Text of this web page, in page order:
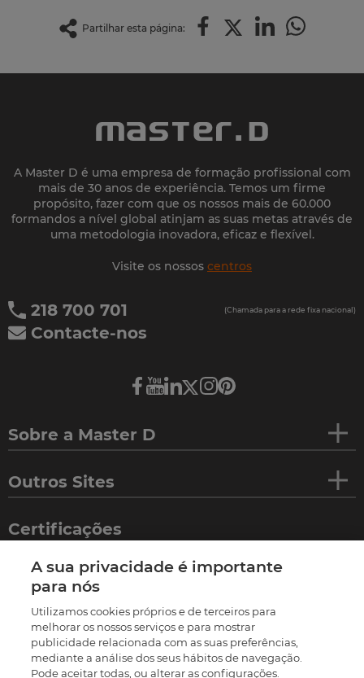
Partilhar esta página:
A Master D é uma empresa de formação profissional com
mais de 30 anos de experiência. Temos um firme
propósito, fazer com que os nossos mais de 60.000
formandos a nível global atinjam as suas metas através de
uma metodologia inovadora, eficaz e flexível.
Visite os nossos centros
218 700 701 (Chamada para a rede fixa nacional)
Contacte-nos
Sobre a Master D
Outros Sites
Certificações
A sua privacidade é importante
para nós
Utilizamos cookies próprios e de terceiros para
melhorar os nossos serviços e para mostrar
publicidade relacionada com as suas preferências,
mediante a análise dos seus hábitos de navegação.
Pode aceitar todas, ou alterar as configurações.